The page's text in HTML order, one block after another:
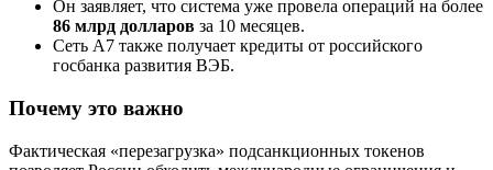
Он заявляет, что система уже провела операций на более
86 млрд долларов за 10 месяцев.
Сеть A7 также получает кредиты от российского
госбанка развития ВЭБ.
Почему это важно
Фактическая «перезагрузка» подсанкционных токенов